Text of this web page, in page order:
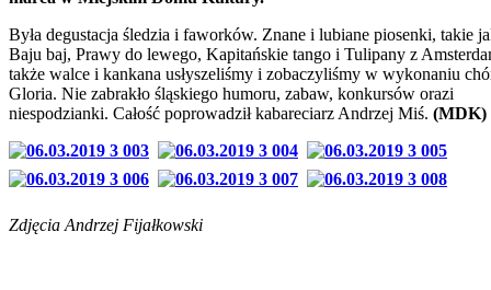
Była degustacja śledzia i faworków. Znane i lubiane piosenki, takie
Baju baj, Prawy do lewego, Kapitańskie tango i Tulipany z
także walce i kankana usłyszeliśmy i zobaczyliśmy w wykonaniu
Gloria. Nie zabrakło śląskiego humoru, zabaw, konkursów orazi
niespodzianki. Całość poprowadził kabareciarz Andrzej Miś. (MDK)
Zdjęcia Andrzej Fijałkowski